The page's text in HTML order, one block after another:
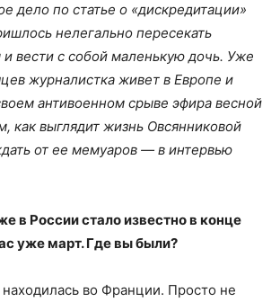
дело по статье о «дискредитации»
нелегально пересекать
и вести с собой маленькую дочь. Уже
журналистка живет в Европе и
антивоенном срыве эфира весной
как выглядит жизнь Овсянниковой
от ее мемуаров — в интервью
в России стало известно в конце
уже март. Где вы были?
во Франции. Просто не